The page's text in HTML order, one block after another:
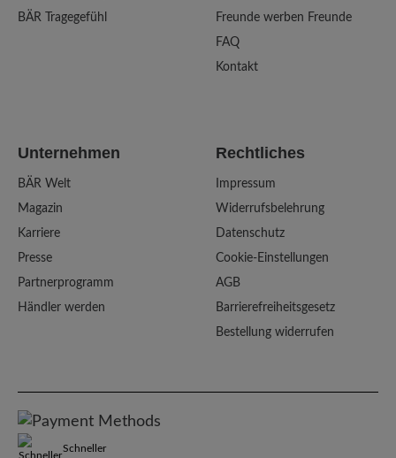
BÄR Tragegefühl
Freunde werben Freunde
FAQ
Kontakt
Unternehmen
BÄR Welt
Magazin
Karriere
Presse
Partnerprogramm
Händler werden
Rechtliches
Impressum
Widerrufsbelehrung
Datenschutz
Cookie-Einstellungen
AGB
Barrierefreiheitsgesetz
Bestellung widerrufen
Schneller